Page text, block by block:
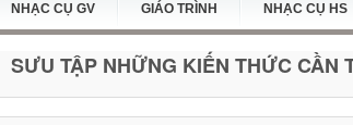
NHẠC CỤ GV GIÁO TRÌNH NHẠC CỤ HS
SƯU TẬP NHỮNG KIẾN THỨC CẦN